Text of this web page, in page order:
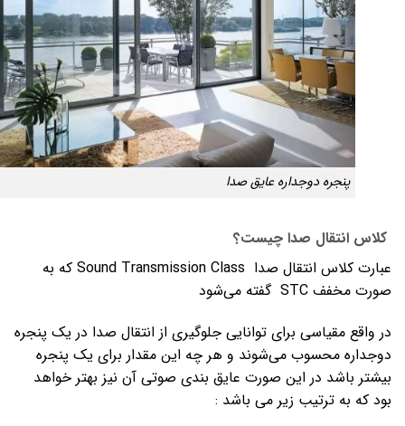
پنجره دوجداره عایق صدا
کلاس انتقال صدا چیست؟
عبارت کلاس انتقال صدا Sound Transmission Class که به
صورت مخفف STC گفته می‌شود
در واقع مقیاسی برای توانایی جلوگیری از انتقال صدا در یک پنجره
دوجداره محسوب می‌شوند و هر چه این مقدار برای یک پنجره
بیشتر باشد در این صورت عایق بندی صوتی آن نیز بهتر خواهد
بود که به ترتیب زیر می باشد :